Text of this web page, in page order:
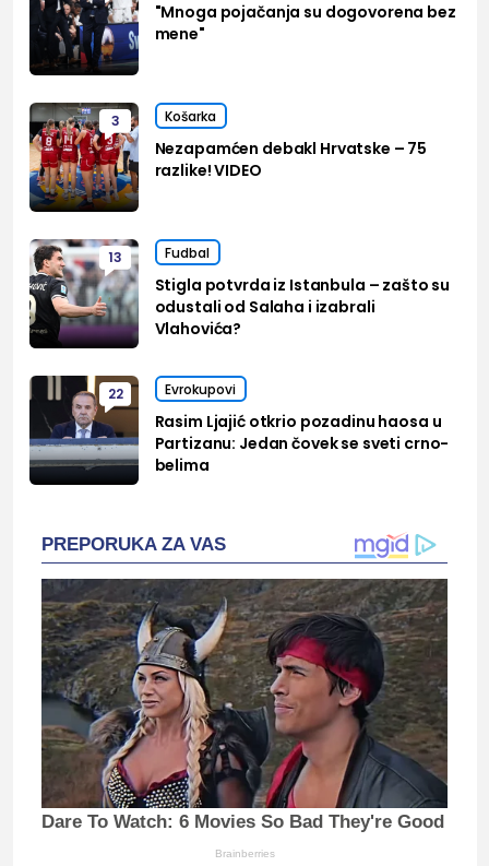
"Mnoga pojačanja su dogovorena bez
mene"
3 Košarka
Nezapamćen debakl Hrvatske – 75
razlike! VIDEO
13 Fudbal
Stigla potvrda iz Istanbula – zašto su
odustali od Salaha i izabrali
Vlahovića?
22 Evrokupovi
Rasim Ljajić otkrio pozadinu haosa u
Partizanu: Jedan čovek se sveti crno-
belima
PREPORUKA ZA VAS
Dare To Watch: 6 Movies So Bad They're Good
Brainberries